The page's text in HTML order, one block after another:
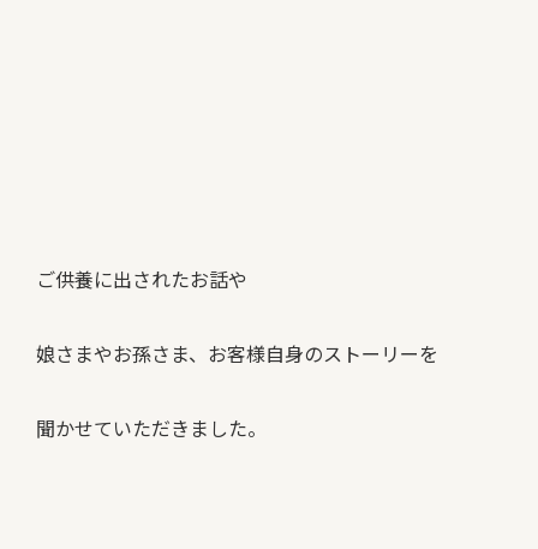
ご供養に出されたお話や
娘さまやお孫さま、お客様自身のストーリーを
聞かせていただきました。